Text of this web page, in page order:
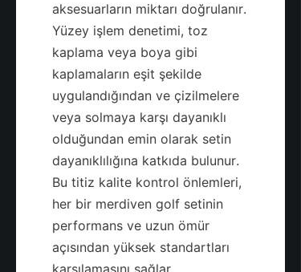
aksesuarların miktarı doğrulanır.
Yüzey işlem denetimi, toz
kaplama veya boya gibi
kaplamaların eşit şekilde
uygulandığından ve çizilmelere
veya solmaya karşı dayanıklı
olduğundan emin olarak setin
dayanıklılığına katkıda bulunur.
Bu titiz kalite kontrol önlemleri,
her bir merdiven golf setinin
performans ve uzun ömür
açısından yüksek standartları